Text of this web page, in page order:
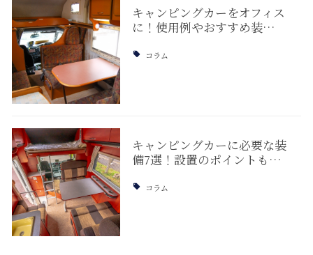
キャンピングカーをオフィス
に！使用例やおすすめ装…
コラム
キャンピングカーに必要な装
備7選！設置のポイントも…
コラム